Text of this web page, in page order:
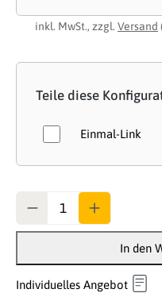
inkl. MwSt., zzgl. Versand
Teile diese
Einmal-Link
In den
Individuelles Angebot